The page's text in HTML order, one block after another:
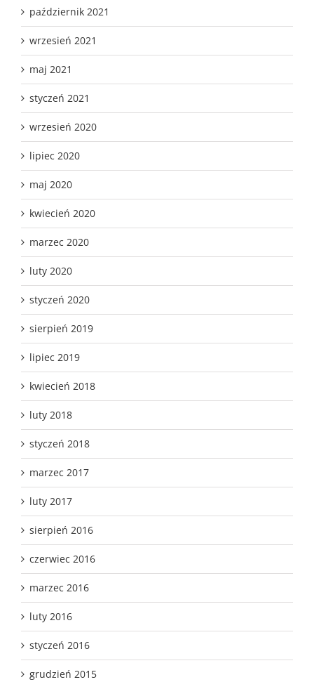
październik 2021
wrzesień 2021
maj 2021
styczeń 2021
wrzesień 2020
lipiec 2020
maj 2020
kwiecień 2020
marzec 2020
luty 2020
styczeń 2020
sierpień 2019
lipiec 2019
kwiecień 2018
luty 2018
styczeń 2018
marzec 2017
luty 2017
sierpień 2016
czerwiec 2016
marzec 2016
luty 2016
styczeń 2016
grudzień 2015